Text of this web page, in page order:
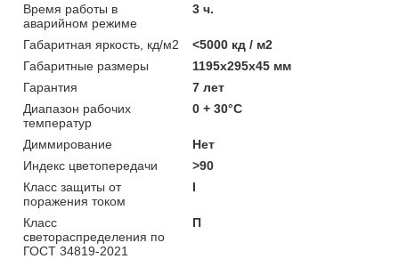
Время работы в
аварийном режиме
3 ч.
Габаритная яркость, кд/м2
<5000 кд / м2
Габаритные размеры
1195х295х45 мм
Гарантия
7 лет
Диапазон рабочих
температур
0 + 30°C
Диммирование
Нет
Индекс цветопередачи
>90
Класс защиты от
поражения током
I
Класс
светораспределения по
ГОСТ 34819-2021
П